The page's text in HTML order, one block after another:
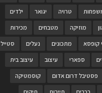
טרויה יגואר
ילדים
מוזיקה מטבחים
מכירות
קופסא מתכונים נעלים
סטייל
ספארי עיצוב
עיצוב בית
פסטיבל דרום אדום
קוסמטיקה